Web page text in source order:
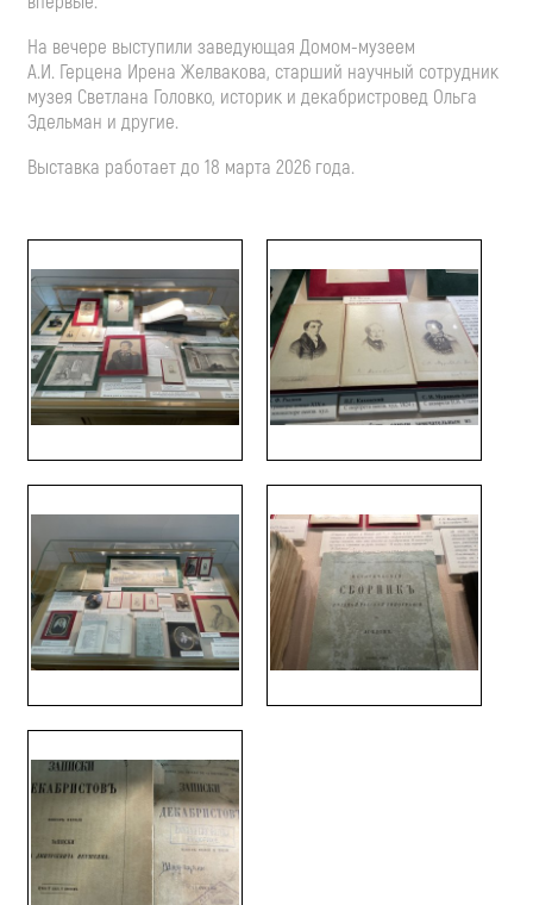
На вечере выступили заведующая Домом-музеем
А.И. Герцена Ирена Желвакова, старший научный сотрудник
музея Светлана Головко, историк и декабристровед Ольга
Эдельман и другие.
Выставка работает до 18 марта 2026 года.